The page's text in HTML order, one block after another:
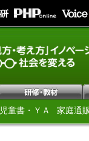
児童書・ＹＡ 家庭通販